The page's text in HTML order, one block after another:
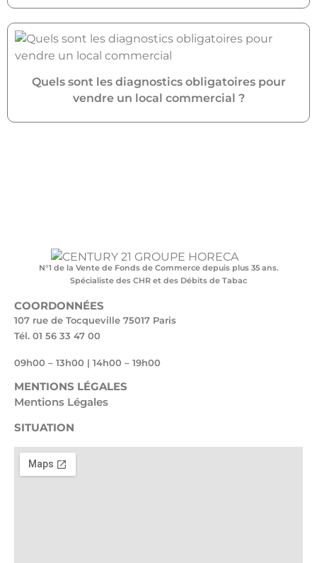
Quels sont les diagnostics obligatoires pour
vendre un local commercial ?
N°1 de la Vente de Fonds de Commerce depuis plus 35 ans.
Spécialiste des CHR et des Débits de Tabac
COORDONNÉES
107 rue de Tocqueville 75017 Paris
Tél. 01 56 33 47 00
09h00 – 13h00 | 14h00 – 19h00
MENTIONS LÉGALES
Mentions Légales
SITUATION